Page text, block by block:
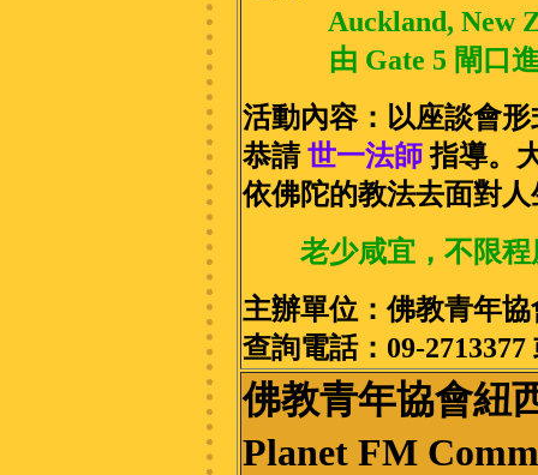
Auckland, New
由 Gate 5 閘口
活動內容：以座談會
恭請世一法師指導。
依佛陀的教法去面對
老少咸宜，不限
主辦單位：佛教青年
查詢電話：09-2713377
佛教青年協會紐
Planet FM